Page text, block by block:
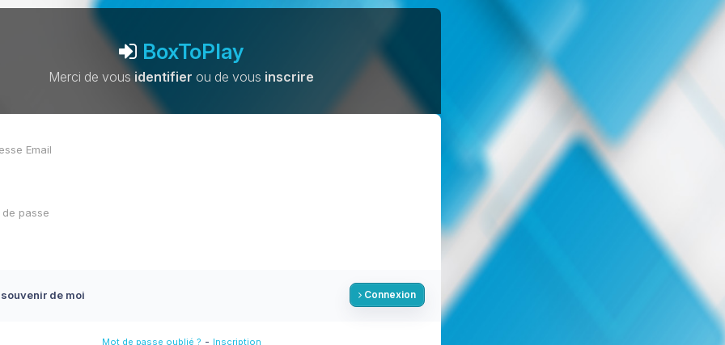
BoxToPlay
Merci de vousidentifier ou de vous inscrire
de moi Connexion
Mot de passe oublié ? - Inscription